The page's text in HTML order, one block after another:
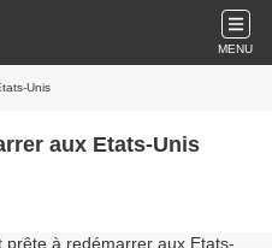
MENU
Unis
aux Etats-Unis